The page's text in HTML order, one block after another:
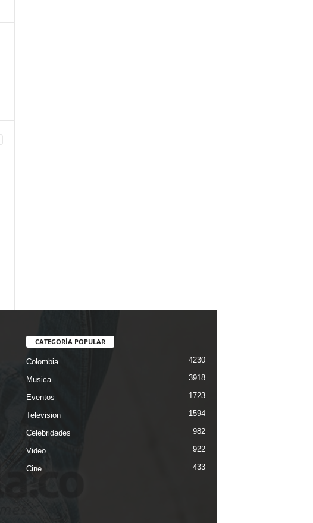
CATEGORÍA POPULAR
Colombia 4230
Musica 3918
Eventos 1723
Television 1594
Celebridades 982
Video 922
Cine 433